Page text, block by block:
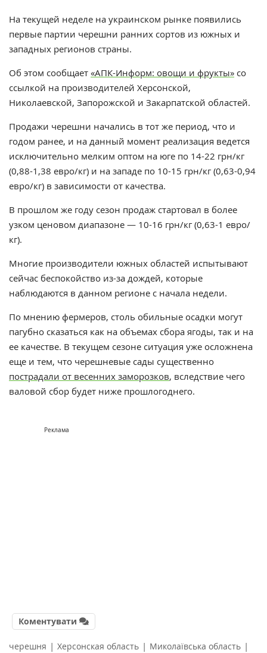
На текущей неделе на украинском рынке появились
первые партии черешни ранних сортов из южных и
западных регионов страны.
Об этом сообщает «АПК-Информ: овощи и фрукты» со
ссылкой на производителей Херсонской,
Николаевской, Запорожской и Закарпатской областей.
Продажи черешни начались в тот же период, что и
годом ранее, и на данный момент реализация ведется
исключительно мелким оптом на юге по 14-22 грн/кг
(0,88-1,38 евро/кг) и на западе по 10-15 грн/кг (0,63-0,94
евро/кг) в зависимости от качества.
В прошлом же году сезон продаж стартовал в более
узком ценовом диапазоне — 10-16 грн/кг (0,63-1 евро/
кг).
Многие производители южных областей испытывают
сейчас беспокойство из-за дождей, которые
наблюдаются в данном регионе с начала недели.
По мнению фермеров, столь обильные осадки могут
пагубно сказаться как на объемах сбора ягоды, так и на
ее качестве. В текущем сезоне ситуация уже осложнена
еще и тем, что черешневые сады существенно
пострадали от весенних заморозков, вследствие чего
валовой сбор будет ниже прошлогоднего.
Реклама
Коментувати
черешня | Херсонская область | Миколаївська область |